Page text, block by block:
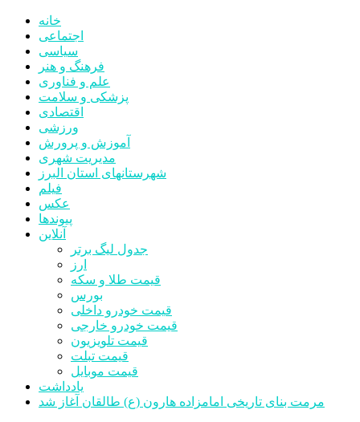
خانه
اجتماعی
سیاسی
فرهنگ و هنر
علم و فناوری
پزشکی و سلامت
اقتصادی
ورزشی
آموزش و پرورش
مدیریت شهری
شهرستانهای استان البرز
فیلم
عکس
پیوندها
آنلاین
جدول لیگ برتر
ارز
قیمت طلا و سکه
بورس
قیمت خودرو داخلی
قیمت خودرو خارجی
قیمت تلویزیون
قیمت تبلت
قیمت موبایل
یادداشت
مرمت بنای تاریخی امامزاده هارون (ع) طالقان آغاز شد